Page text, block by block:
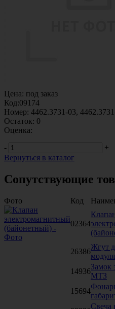
Цена: под заказ
Код:09174
Номер: 4462.3731-03,
Остаток: 0
Оценка:
-
+
Вернуться в каталог
Сопутствующие
Фото Код
02364
26386
Жгут
14936
Замок
МТЗ
15694
Свеча